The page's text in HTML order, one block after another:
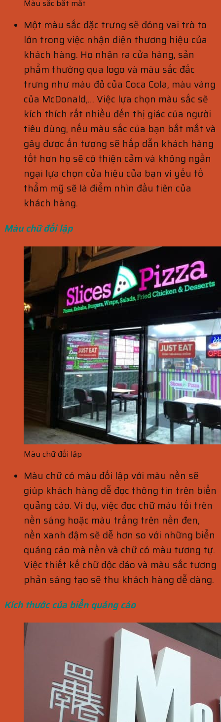
Màu sắc bắt mắt
Một màu sắc đặc trưng sẽ đóng vai trò to
lớn trong việc nhận diện thương hiệu của
khách hàng. Họ nhận ra cửa hàng, sản
phẩm thường qua logo và màu sắc đắc
trưng như màu đỏ của Coca Cola, màu vàng
của McDonald,… Việc lựa chọn màu sắc sẽ
kích thích rất nhiều đến thị giác của người
tiêu dùng, nếu màu sắc của bạn bắt mắt và
gây được ấn tượng sẽ hấp dẫn khách hàng
tốt hơn họ sẽ có thiện cảm và không ngần
ngại lựa chọn cửa hiệu của bạn vì yếu tố
thẩm mỹ sẽ là điểm nhìn đầu tiên của
khách hàng.
Màu chữ đối lập
Màu chữ đối lập
Màu chữ có màu đối lập với màu nền sẽ
giúp khách hàng dễ đọc thông tin trên biển
quảng cáo. Ví dụ, việc đọc chữ màu tối trên
nền sáng hoặc màu trắng trên nền đen,
nền xanh đậm sẽ dễ hơn so với những biển
quảng cáo mà nền và chữ có màu tương tự.
Việc thiết kế chữ độc đáo và màu sắc tương
phản sáng tạo sẽ thu khách hàng dễ dàng.
Kích thước của biển quảng cáo